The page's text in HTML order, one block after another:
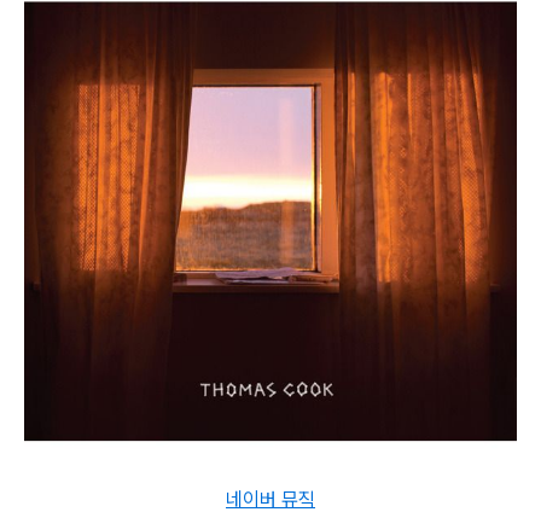
네이버 뮤직